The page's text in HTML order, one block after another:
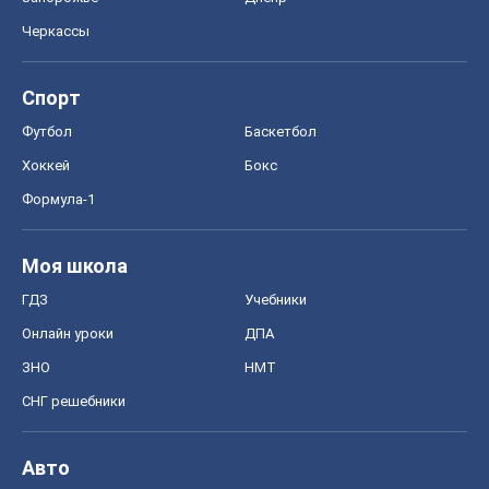
Черкассы
Спорт
Футбол Баскетбол
Хоккей Бокс
Формула-1
Моя школа
ГДЗ Учебники
Онлайн уроки ДПА
ЗНО НМТ
СНГ решебники
Авто